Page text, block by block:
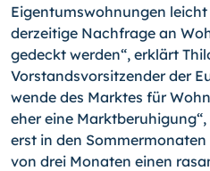
Eigentumswohnungen
derzeitige Nachfrage an
gedeckt werden“, erklärt
Vorstandsvorsitzender der
wende des Marktes für
eher eine
erst in den
von drei Monaten einen